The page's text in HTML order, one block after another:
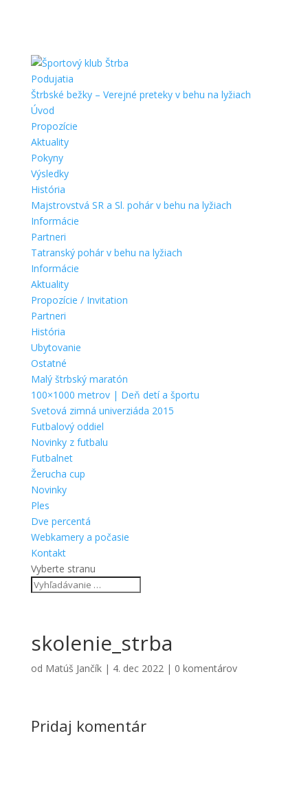
Podujatia
Štrbské bežky – Verejné preteky v behu na lyžiach
Úvod
Propozície
Aktuality
Pokyny
Výsledky
História
Majstrovstvá SR a Sl. pohár v behu na lyžiach
Informácie
Partneri
Tatranský pohár v behu na lyžiach
Informácie
Aktuality
Propozície / Invitation
Partneri
História
Ubytovanie
Ostatné
Malý štrbský maratón
100×1000 metrov | Deň detí a športu
Svetová zimná univerziáda 2015
Futbalový oddiel
Novinky z futbalu
Futbalnet
Žerucha cup
Novinky
Ples
Dve percentá
Webkamery a počasie
Kontakt
Vyberte stranu
skolenie_strba
od Matúš Jančík| 4. dec 2022| 0 komentárov
Pridaj komentár